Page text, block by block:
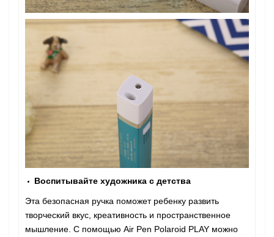
Воспитывайте художника с детства
Эта безопасная ручка поможет ребенку развить
творческий вкус, креативность и пространственное
мышление. С помощью Air Pen Polaroid PLAY можно